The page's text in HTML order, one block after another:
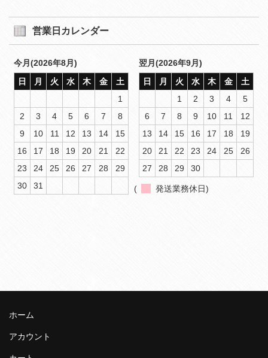
営業日カレンダー
今月(2026年8月)
日
月 火 水 木 金
土
1
2
3 4 5 6 7
8
9
10 11 12 13 14
15
16
17 18 19 20 21
22
23
24 25 26 27 28
29
30
31
翌月(2026年9月)
日
月 火 水 木 金
土
1
2 3 4
5
6
7 8 9 10 11
12
13
14 15 16 17 18
19
20
21 22 23 24 25
26
27
28 29 30
( 発送業務休日)
ホーム
アカウント